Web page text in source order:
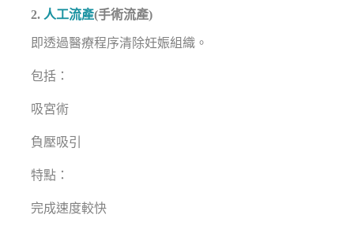
2. 人工流產(手術流產)
即透過醫療程序清除妊娠組織。
包括：
吸宮術
負壓吸引
特點：
完成速度較快